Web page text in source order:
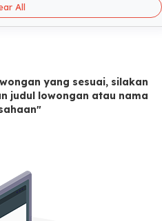
All
yang sesuai, silakan
judul lowongan atau nama